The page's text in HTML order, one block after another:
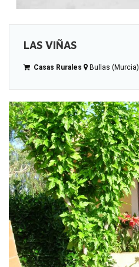
LAS VIÑAS
Casas Rurales Bullas (Murcia)